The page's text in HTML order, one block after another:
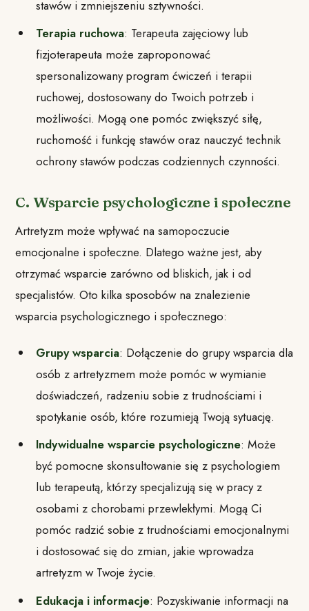
stawów i zmniejszeniu sztywności.
Terapia ruchowa: Terapeuta zajęciowy lub
fizjoterapeuta może zaproponować
spersonalizowany program ćwiczeń i terapii
ruchowej, dostosowany do Twoich potrzeb i
możliwości. Mogą one pomóc zwiększyć siłę,
ruchomość i funkcję stawów oraz nauczyć technik
ochrony stawów podczas codziennych czynności.
C. Wsparcie psychologiczne i społeczne
Artretyzm może wpływać na samopoczucie
emocjonalne i społeczne. Dlatego ważne jest, aby
otrzymać wsparcie zarówno od bliskich, jak i od
specjalistów. Oto kilka sposobów na znalezienie
wsparcia psychologicznego i społecznego:
Grupy wsparcia: Dołączenie do grupy wsparcia dla
osób z artretyzmem może pomóc w wymianie
doświadczeń, radzeniu sobie z trudnościami i
spotykanie osób, które rozumieją Twoją sytuację.
Indywidualne wsparcie psychologiczne: Może
być pomocne skonsultowanie się z psychologiem
lub terapeutą, którzy specjalizują się w pracy z
osobami z chorobami przewlekłymi. Mogą Ci
pomóc radzić sobie z trudnościami emocjonalnymi
i dostosować się do zmian, jakie wprowadza
artretyzm w Twoje życie.
Edukacja i informacje: Pozyskiwanie informacji na